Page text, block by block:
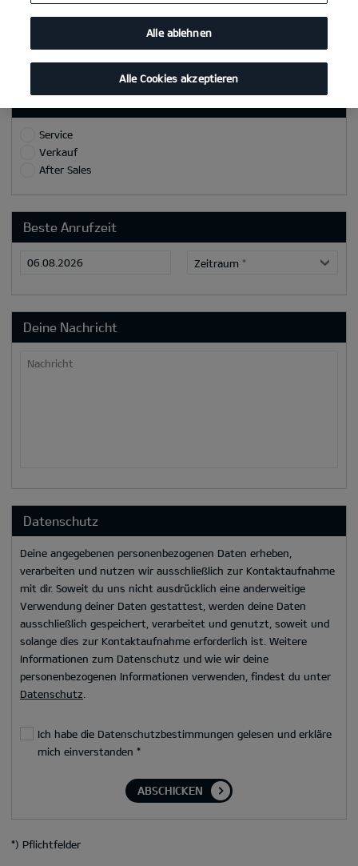
Service
Verkauf
After Sales
Beste Anrufzeit
Zeitraum *
Deine Nachricht
Nachricht
Datenschutz
Deine angegebenen personenbezogenen Daten erheben,
verarbeiten und nutzen wir ausschließlich zur Kontaktaufnahme
mit dir. Soweit du uns nicht ausdrücklich eine anderweitige
Verwendung deiner Daten gestattest, werden deine Daten
ausschließlich gespeichert, verarbeitet und genutzt, soweit und
solange dies zur Kontaktaufnahme erforderlich ist. Weitere
Informationen zum Datenschutz und wie wir deine
personenbezogenen Informationen verwenden, findest du unter
Datenschutz
Ich habe die Datenschutzbestimmungen gelesen und erkläre
mich einverstanden *
ABSCHICKEN
*) Pflichtfelder
Alle ablehnen
Alle Cookies akzeptieren